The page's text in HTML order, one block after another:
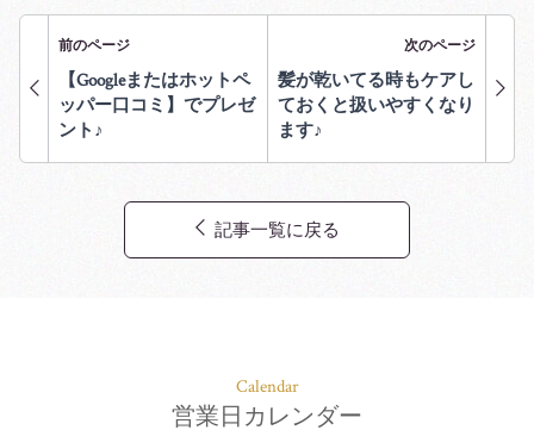
前のページ
【Googleまたはホットペ
ッパー口コミ】でプレゼ
ント♪
次のページ
髪が乾いてる時もケアし
ておくと扱いやすくなり
ます♪
記事一覧に戻る
Calendar
営業日カレンダー